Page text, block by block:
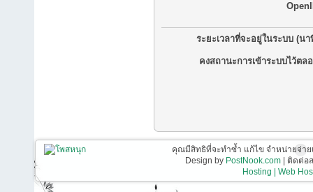
ระยะเวลาที่จะอยู่ในระบบ (นา
คงสถานะการเข้าระบบไว้ตล
คุณมีสิทธิที่จะทำซ้ำ แก้ไข จำหน่ายจ่า
Design by PostNook.com| ติดต่อส
Hosting | Web